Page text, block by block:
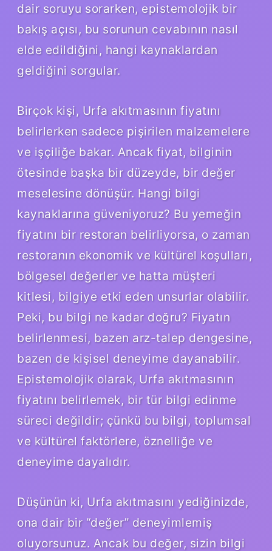
dair soruyu sorarken, epistemolojik bir
bakış açısı, bu sorunun cevabının nasıl
elde edildiğini, hangi kaynaklardan
geldiğini sorgular.
Birçok kişi, Urfa akıtmasının fiyatını
belirlerken sadece pişirilen malzemelere
ve işçiliğe bakar. Ancak fiyat, bilginin
ötesinde başka bir düzeyde, bir değer
meselesine dönüşür. Hangi bilgi
kaynaklarına güveniyoruz? Bu yemeğin
fiyatını bir restoran belirliyorsa, o zaman
restoranın ekonomik ve kültürel koşulları,
bölgesel değerler ve hatta müşteri
kitlesi, bilgiye etki eden unsurlar olabilir.
Peki, bu bilgi ne kadar doğru? Fiyatın
belirlenmesi, bazen arz-talep dengesine,
bazen de kişisel deneyime dayanabilir.
Epistemolojik olarak, Urfa akıtmasının
fiyatını belirlemek, bir tür bilgi edinme
süreci değildir; çünkü bu bilgi, toplumsal
ve kültürel faktörlere, öznelliğe ve
deneyime dayalıdır.
Düşünün ki, Urfa akıtmasını yediğinizde,
ona dair bir “değer” deneyimlemiş
oluyorsunuz. Ancak bu değer, sizin bilgi